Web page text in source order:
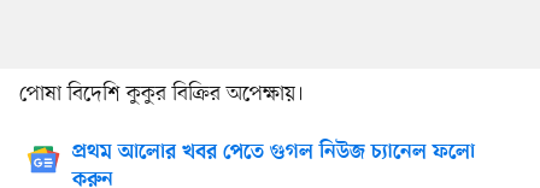
পোষা বিদেশি কুকুর বিক্রির অপেক্ষায়।
প্রথম আলোর খবর পেতে গুগল নিউজ চ্যানেল ফলো
করুন